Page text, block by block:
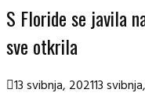
S Floride se javila
sve otkrila
13 svibnja, 202113